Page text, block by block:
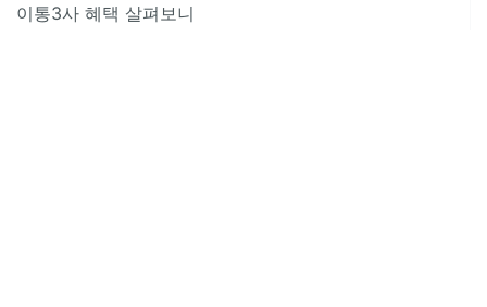
이통3사 혜택 살펴보니